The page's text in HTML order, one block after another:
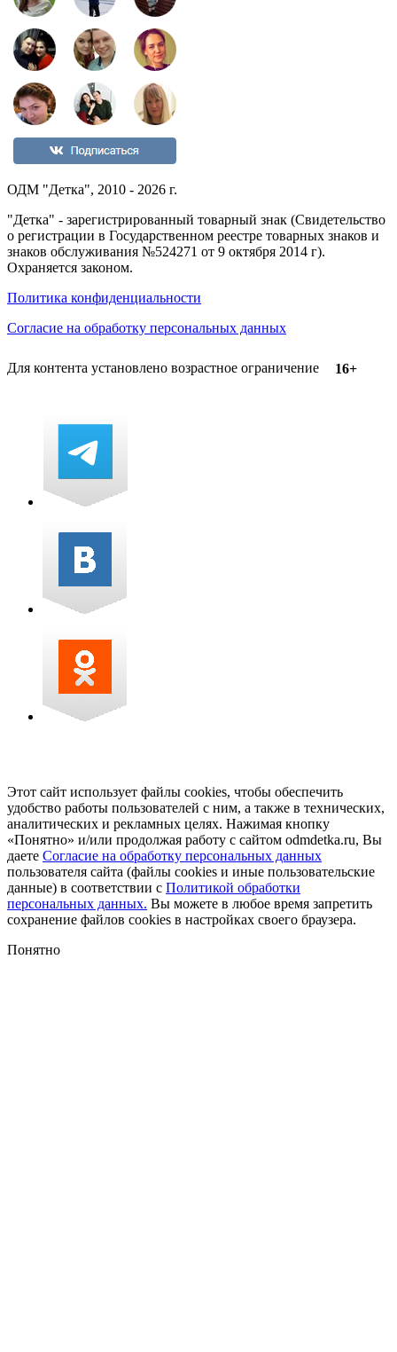
ОДМ "Детка", 2010 - 2026 г.
"Детка" - зарегистрированный товарный знак (Свидетельство
о регистрации в Государственном реестре товарных знаков и
знаков обслуживания №524271 от 9 октября 2014 г).
Охраняется законом.
Политика конфиденциальности
Согласие на обработку персональных данных
Для контента установлено возрастное ограничение 16+
Этот сайт использует файлы cookies, чтобы обеспечить
удобство работы пользователей с ним, а также в технических,
аналитических и рекламных целях. Нажимая кнопку
«Понятно» и/или продолжая работу с сайтом odmdetka.ru, Вы
даете Согласие на обработку персональных данных
пользователя сайта (файлы cookies и иные пользовательские
данные) в соответствии с Политикой обработки
персональных данных. Вы можете в любое время запретить
сохранение файлов cookies в настройках своего браузера.
Понятно